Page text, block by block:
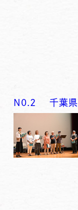
N0. 2 千葉県